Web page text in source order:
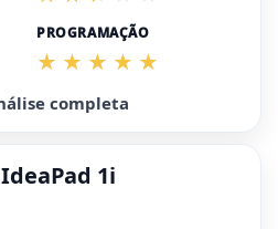
PROGRAMAÇÃO
completa
1i